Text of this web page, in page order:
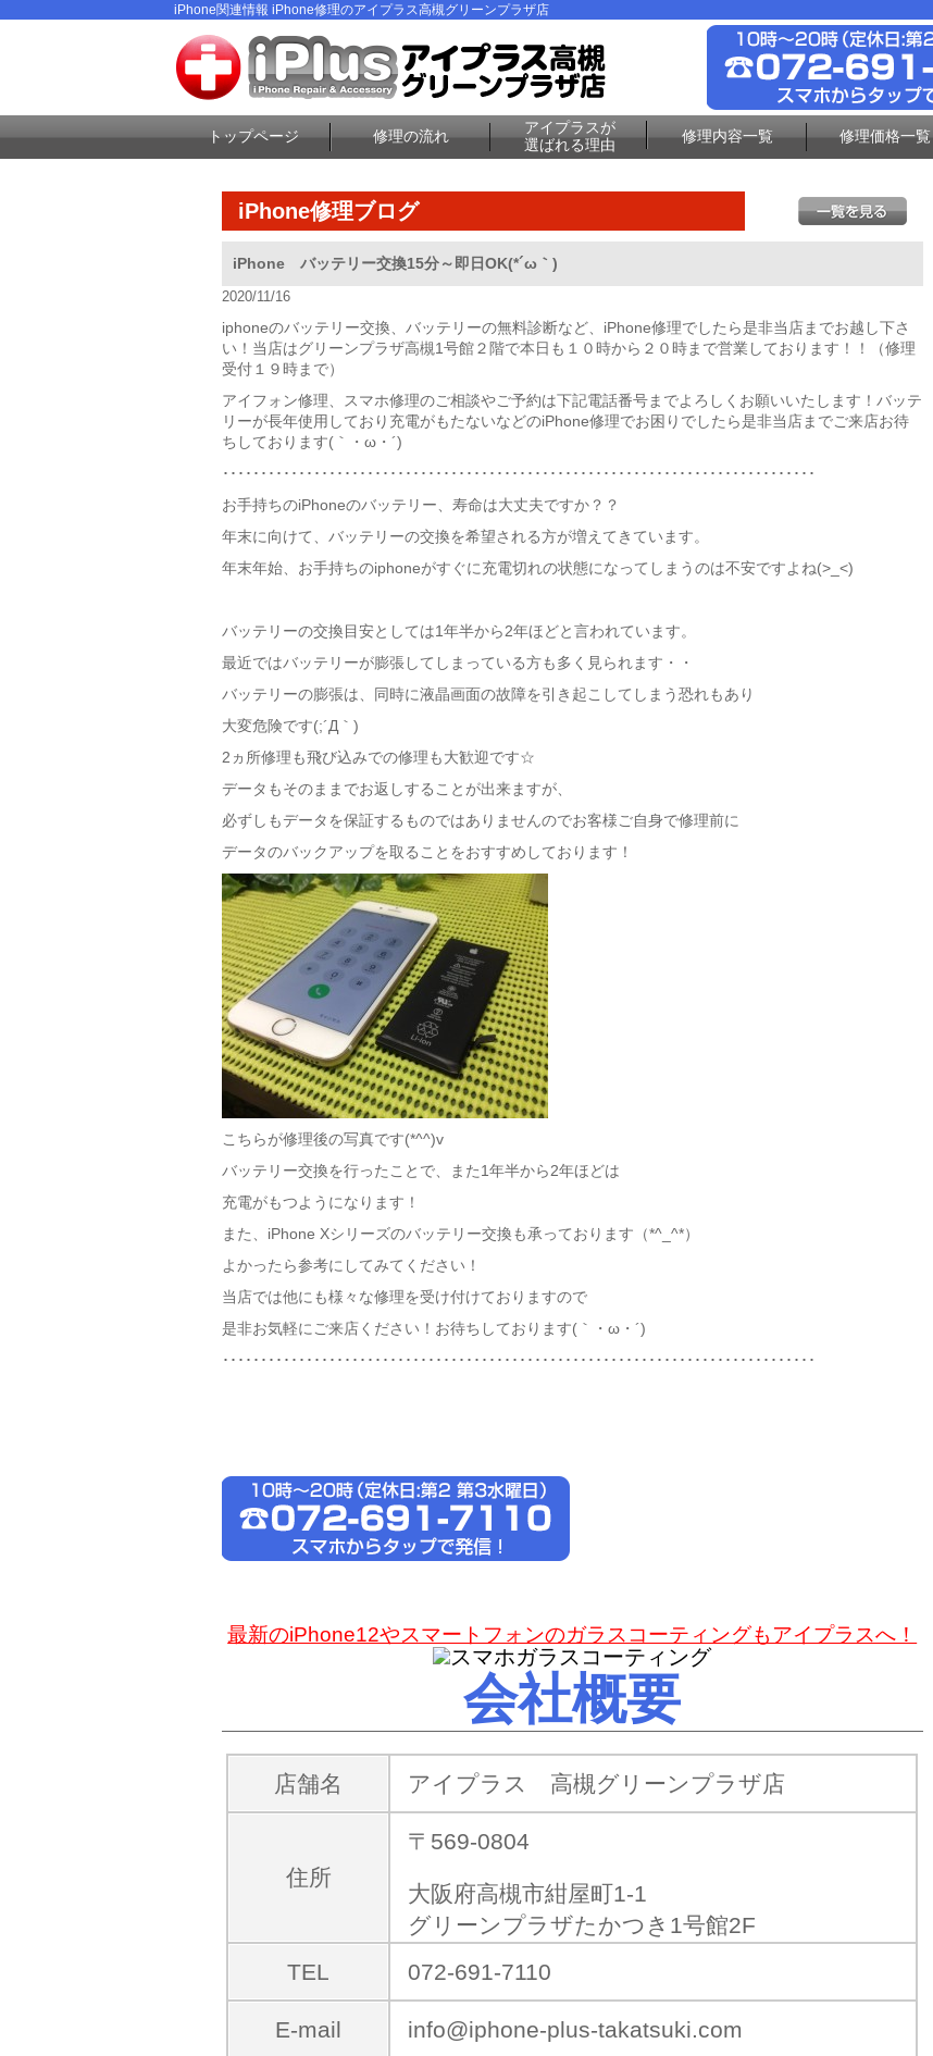
iPhone関連情報 iPhone修理のアイプラス高槻グリーンプラザ店
トップページ 修理の流れ
アイプラスが
選ばれる理由
修理内容一覧 修理価格一覧
iPhone修理ブログ
iPhone バッテリー交換15分～即日OK(*´ω｀)
2020/11/16
iphoneのバッテリー交換、バッテリーの無料診断など、iPhone修理でしたら是非当店までお越し下さ
い！当店はグリーンプラザ高槻1号館２階で本日も１０時から２０時まで営業しております！！（修理
受付１９時まで）
アイフォン修理、スマホ修理のご相談やご予約は下記電話番号までよろしくお願いいたします！バッテ
リーが長年使用しており充電がもたないなどのiPhone修理でお困りでしたら是非当店までご来店お待
ちしております(｀・ω・´)ゞ
･･････････････････････････････････････････････････････････････････････････････
お手持ちのiPhoneのバッテリー、寿命は大丈夫ですか？？
年末に向けて、バッテリーの交換を希望される方が増えてきています。
年末年始、お手持ちのiphoneがすぐに充電切れの状態になってしまうのは不安ですよね(>_<)
バッテリーの交換目安としては1年半から2年ほどと言われています。
最近ではバッテリーが膨張してしまっている方も多く見られます・・
バッテリーの膨張は、同時に液晶画面の故障を引き起こしてしまう恐れもあり
大変危険です(;´Д｀)
2ヵ所修理も飛び込みでの修理も大歓迎です☆
データもそのままでお返しすることが出来ますが、
必ずしもデータを保証するものではありませんのでお客様ご自身で修理前に
データのバックアップを取ることをおすすめしております！
こちらが修理後の写真です(*^^)v
バッテリー交換を行ったことで、また1年半から2年ほどは
充電がもつようになります！
また、iPhone Xシリーズのバッテリー交換も承っております（*^_^*）
よかったら参考にしてみてください！
当店では他にも様々な修理を受け付けておりますので
是非お気軽にご来店ください！お待ちしております(｀・ω・´)ゞ
･･････････････････････････････････････････････････････････････････････････････
最新のiPhone12やスマートフォンのガラスコーティングもアイプラスへ！
会社概要
店舗名 アイプラス 高槻グリーンプラザ店
住所
〒569-0804
大阪府高槻市紺屋町1-1
グリーンプラザたかつき1号館2F
TEL
072-691-7110
E-mail info@iphone-plus-takatsuki.com